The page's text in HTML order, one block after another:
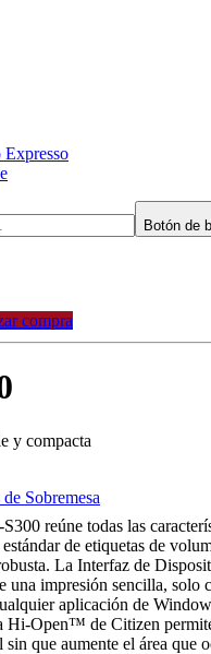
Expresso
Botón de
compra
y compacta
Sobremesa
reúne todas las
de etiquetas de
La Interfaz de
una impresión sencilla, solo
aplicación de
Hi-Open™ de Citizen
sin que aumente el área que